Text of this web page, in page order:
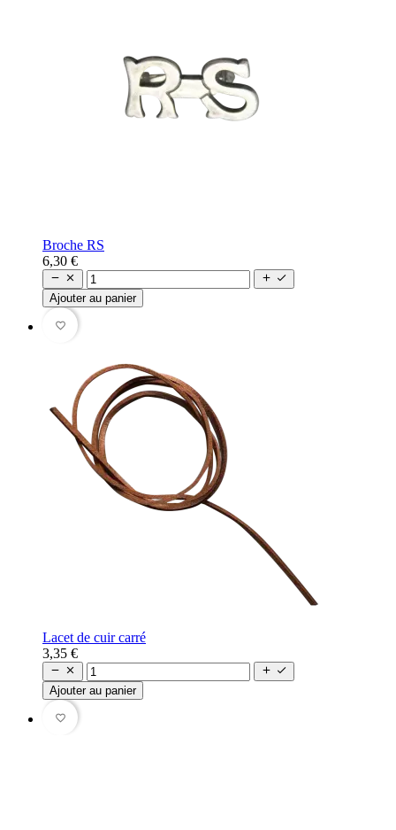
Broche RS
6,30 €
   
Ajouter au panier
favorite_border
Lacet de cuir carré
3,35 €
   
Ajouter au panier
favorite_border